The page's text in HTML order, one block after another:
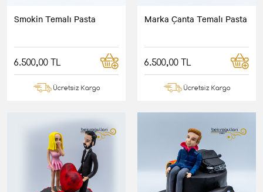
Smokin Temalı Pasta
6.500,00 TL
Ücretsiz Kargo
Marka Çanta Temalı Pasta
6.500,00 TL
Ücretsiz Kargo